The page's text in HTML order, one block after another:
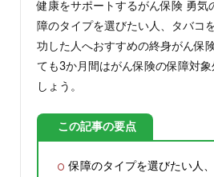
健康をサポートするがん保険 勇気
障のタイプを選びたい人、タバコ
功した人へおすすめの終身がん保
ても3か月間はがん保険の保障対
しょう。
この記事の要点
保障のタイプを選びたい人